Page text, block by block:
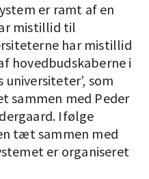
er ramt af en
mistillid til
har mistillid
hovedbudskaberne i
som
sammen med Peder
Ifølge
tæt sammen med
er organiseret